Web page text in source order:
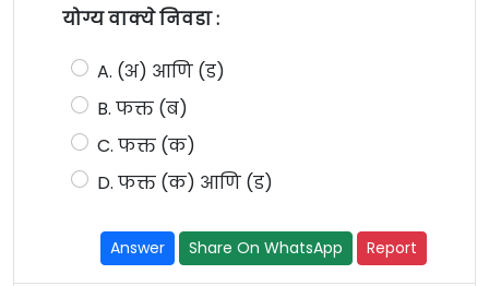
योग्य वाक्ये निवडा :
A. (अ) आणि (ड)
B. फक्त (ब)
C. फक्त (क)
D. फक्त (क) आणि (ड)
Answer Share On WhatsApp Report